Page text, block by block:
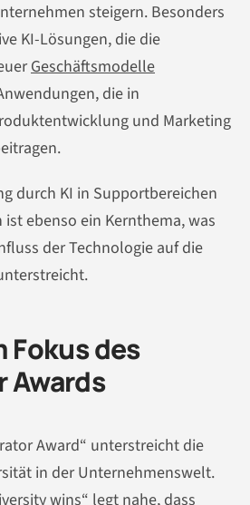
steigern. Besonders
KI-Lösungen, die die
Geschäftsmodelle
die in
und Marketing
durch KI in Supportbereichen
ist ebenso ein Kernthema, was
der Technologie auf die
Fokus des
Awards
Award“ unterstreicht die
in der Unternehmenswelt.
wins“ legt nahe, dass